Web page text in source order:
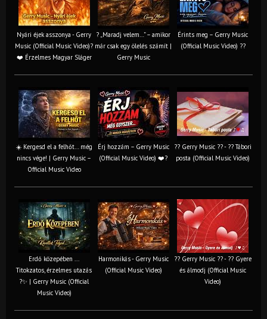
Nyári éjek asszonya - Gerry
Music (Official Music Video)?
❤️ Érzelmes Magyar Sláger
? „Maradj velem…” – amikor
már csak egy ölelés számít |
Gerry Music
Érints meg – Gerry Music
(Official Music Video) ??
☀️ Kergesd el a felhőt… még
nincs vége! | Gerry Music –
Official Music Video
Érj hozzám – Gerry Music
(Official Music Video) ❤️?
?? Gerry Music ?? - ?? Tábori
posta (Official Music Video)
Erdő közepében ...
Titokzatos, érzelmes utazás
?✨ | Gerry Music (Official
Music Video)
Harmonikás - Gerry Music
(Official Music Video)
?? Gerry Music ?? - ?? Gyere
és álmodj (Official Music
Video)